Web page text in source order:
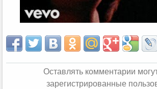
Оставлять комментарии
зарегистрированные